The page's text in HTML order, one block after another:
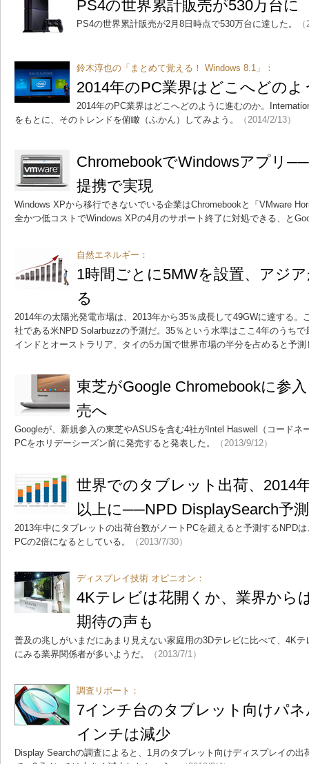
PS4の世界累計販売が530万台
PS4の世界累計販売が2月8日時点で530万台に達した。
鈴木淳也の「まとめて覚える！ Windows 8.1」：
2014年のPC業界はどこへどの
2014年のPC業界はどこへどのように進むのか。
をもとに、そのトレンドを俯瞰（ふかん）してみよう。
（2014/2/13）
ChromebookでWindowsアプリ
提携で実現
Windows XPから移行できないでいる企業はChromebookと「VMware
全かつ低コストでWindows XPの4月のサポート終了に対処できる、と
自然エネルギー：
1時間ごとに5MWを設置、アジ
る
2014年の太陽光発電市場は、2013年から35％成長して49GWに達する。
社である米NPD Solarbuzzの予測だ。35％という水準はここ4年のうち
インドとオーストラリア、タイの5カ国で世界市場の半分を占めると予測
東芝がGoogle Chromebookに参
売へ
Googleが、新規参入の東芝やASUSを含む4社がIntel Haswell（コードネ
PCをホリデーシーズン前に発売すると発表した。
（2013/9/12）
世界でのタブレット出荷、2014
以上に──NPD DisplaySearch予測
2013年中にタブレットの出荷台数がノートPCを超えると予測するNPD
PCの2倍になるとしている。
（2013/7/30）
ディスプレイ技術 オピニオン：
4Kテレビは花開くか、業界から
期待の声も
普及の兆しがいまだにあまり見えない家庭用の3Dテレビに比べて、4K
にみる業界関係者が多いようだ。
（2013/7/1）
調査リポート：
7インチ台のタブレット向けパ
インチは減少
Display Searchの調査によると、1月のタブレット向けディスプレイの